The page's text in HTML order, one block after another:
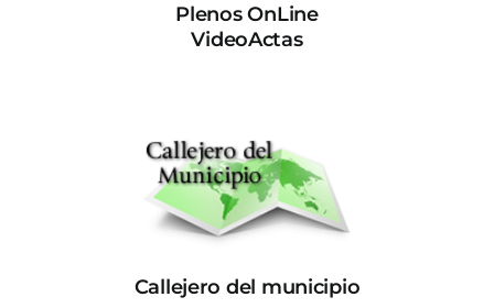
Plenos OnLine
VideoActas
Callejero del municipio